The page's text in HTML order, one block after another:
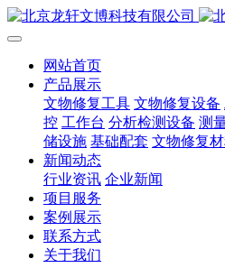
网站首页
产品展示
文物修复工具 文物修复设备
控 工作台 分析检测设备 测
储设施 基础配套 文物修复
新闻动态
行业资讯 企业新闻
项目服务
案例展示
联系方式
关于我们